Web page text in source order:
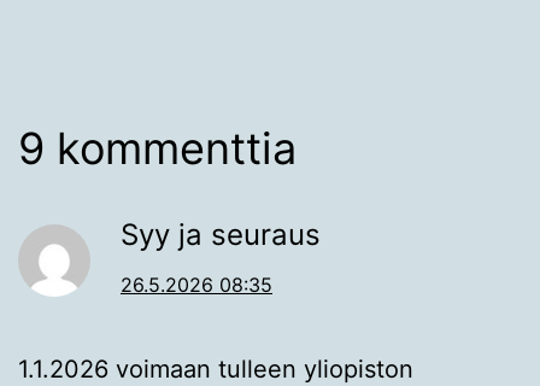
9 kommenttia
Syy ja seuraus
26.5.2026 08:35
1.1.2026 voimaan tulleen yliopiston